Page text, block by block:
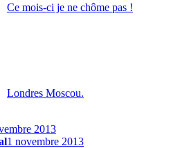
Ce mois-ci je ne chôme pas !
Londres Moscou.
2013
1 novembre 2013